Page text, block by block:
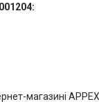
магазині